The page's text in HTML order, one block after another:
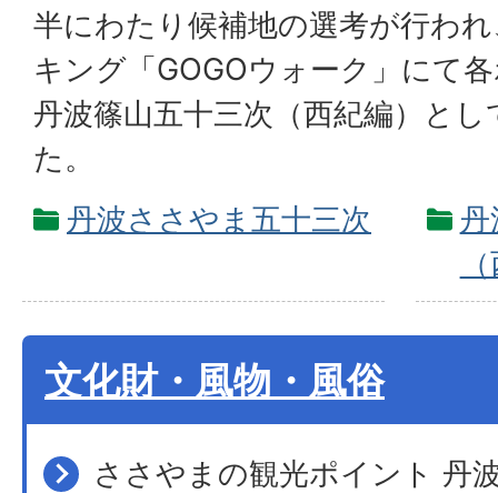
半にわたり候補地の選考が行わ
キング「GOGOウォーク」にて
丹波篠山五十三次（西紀編）と
た。
丹波ささやま五十三次
文化財・風物・風俗
ささやまの観光ポイント 丹